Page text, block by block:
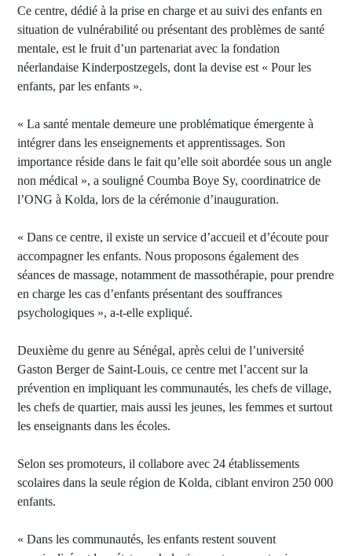
Ce centre, dédié à la prise en charge et au suivi des enfants en
situation de vulnérabilité ou présentant des problèmes de santé
mentale, est le fruit d’un partenariat avec la fondation
néerlandaise Kinderpostzegels, dont la devise est « Pour les
enfants, par les enfants ».
« La santé mentale demeure une problématique émergente à
intégrer dans les enseignements et apprentissages. Son
importance réside dans le fait qu’elle soit abordée sous un angle
non médical », a souligné Coumba Boye Sy, coordinatrice de
l’ONG à Kolda, lors de la cérémonie d’inauguration.
« Dans ce centre, il existe un service d’accueil et d’écoute pour
accompagner les enfants. Nous proposons également des
séances de massage, notamment de massothérapie, pour prendre
en charge les cas d’enfants présentant des souffrances
psychologiques », a-t-elle expliqué.
Deuxième du genre au Sénégal, après celui de l’université
Gaston Berger de Saint-Louis, ce centre met l’accent sur la
prévention en impliquant les communautés, les chefs de village,
les chefs de quartier, mais aussi les jeunes, les femmes et surtout
les enseignants dans les écoles.
Selon ses promoteurs, il collabore avec 24 établissements
scolaires dans la seule région de Kolda, ciblant environ 250 000
enfants.
« Dans les communautés, les enfants restent souvent